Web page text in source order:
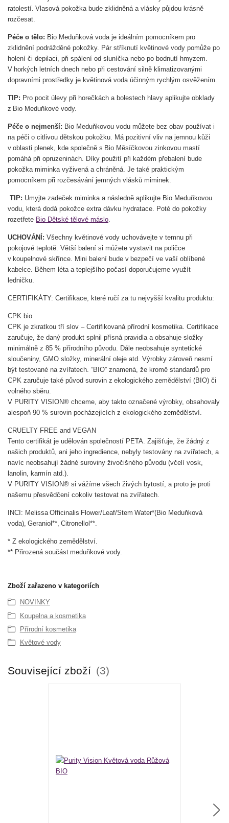
ratolestí. Vlasová pokožka bude zklidněná a vlásky půjdou krásně
rozčesat.
Péče o tělo: Bio Meduňková voda je ideálním pomocníkem pro
zklidnění podrážděné pokožky. Pár stříknutí květinové vody pomůže po
holení či depilaci, při spálení od sluníčka nebo po bodnutí hmyzem.
V horkých letních dnech nebo při cestování silně klimatizovanými
dopravními prostředky je květinová voda účinným rychlým osvěžením.
TIP: Pro pocit úlevy při horečkách a bolestech hlavy aplikujte obklady
z Bio Meduňkové vody.
Péče o nejmenší: Bio Meduňkovou vodu můžete bez obav používat i
na péči o citlivou dětskou pokožku. Má pozitivní vliv na jemnou kůži
v oblasti plenek, kde společně s Bio Měsíčkovou zinkovou mastí
pomáhá při opruzeninách. Díky použití při každém přebalení bude
pokožka miminka vyživená a chráněná. Je také praktickým
pomocníkem při rozčesávání jemných vlásků miminek.
TIP: Umyjte zadeček miminka a následně aplikujte Bio Meduňkovou
vodu, která dodá pokožce extra dávku hydratace. Poté do pokožky
rozetřete Bio Dětské tělové máslo.
UCHOVÁNÍ: Všechny květinové vody uchovávejte v temnu při
pokojové teplotě. Větší balení si můžete vystavit na poličce
v koupelnové skřínce. Mini balení bude v bezpečí ve vaší oblíbené
kabelce. Během léta a teplejšího počasí doporučujeme využít
ledničku.
CERTIFIKÁTY: Certifikace, které ručí za tu nejvyšší kvalitu produktu:
CPK bio
CPK je zkratkou tří slov – Certifikovaná přírodní kosmetika. Certifikace
zaručuje, že daný produkt splnil přísná pravidla a obsahuje složky
minimálně z 85 % přírodního původu. Dále neobsahuje syntetické
sloučeniny, GMO složky, minerální oleje atd. Výrobky zároveň nesmí
být testované na zvířatech. “BIO” znamená, že kromě standardů pro
CPK zaručuje také původ surovin z ekologického zemědělství (BIO) či
volného sběru.
V PURITY VISION® chceme, aby takto označené výrobky, obsahovaly
alespoň 90 % surovin pocházejících z ekologického zemědělství.
CRUELTY FREE and VEGAN
Tento certifikát je udělován společností PETA. Zajišťuje, že žádný z
našich produktů, ani jeho ingredience, nebyly testovány na zvířatech, a
navíc neobsahují žádné suroviny živočišného původu (včelí vosk,
lanolin, karmín atd.).
V PURITY VISION® si vážíme všech živých bytostí, a proto je proti
našemu přesvědčení cokoliv testovat na zvířatech.
INCI: Melissa Officinalis Flower/Leaf/Stem Water*(Bio Meduňková
voda), Geraniol**, Citronellol**.
* Z ekologického zemědělství.
** Přirozená součást meduňkové vody.
Zboží zařazeno v kategoriích
NOVINKY
Koupelna a kosmetika
Přírodní kosmetika
Květové vody
Související zboží 3